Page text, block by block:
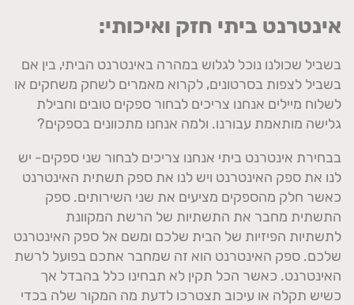
אינטרנט ביתי חזק ואיכותי:
בשביל שכולנו נוכל לגלוש במהרה באינטרנט הביתי, בין אם
בשביל לצפות בסרטונים, לקרוא מאמרים לשחק משחקים או
לשלוח מיילים אנחנו צריכים לבחור ספקים טובים וחבילת
גלישה מותאמת עבורנו. ולמה אנחנו מתכוונים בספקים?
בבחירת אינטרנט ביתי אנחנו צריכים לבחור שני ספקים- יש
לנו את ספק האינטרנט ויש לנו את ספק תשתית האינטרנט
כאשר חלק מהספקים מציעים את שני השירותים. ספק
התשתית מחבר את התשתיות של הרשת המקוונת
לתשתיות הפיזיות של הבית שלכם ומשם אל ספק האינטרנט
שלכם. ספק האינטרנט הוא זה שמחבר אתכם בפועל לרשת
האינטרנט. כאשר הכל תקין לא תבחינו כלל בהבדל אך
כשיש תקלה או עיכוב תצטרכו לדעת מה המקור שלה בכדי